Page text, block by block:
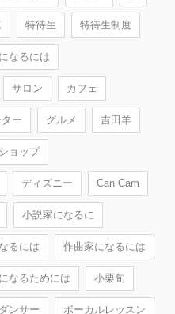
特待生 特待生制度
なるには
サロン カフェ
ー グルメ 吉田羊
ョップ
ディズニー Can Cam
小説家になるに
るには 作曲家になるには
なるためには 小栗旬
ンサー ボーカルレッスン